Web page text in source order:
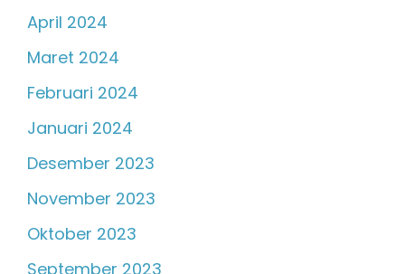
April 2024
Maret 2024
Februari 2024
Januari 2024
Desember 2023
November 2023
Oktober 2023
September 2023